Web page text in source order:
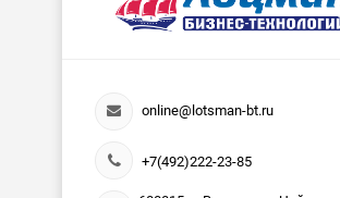
online@lotsman-bt.ru
+7(492)222-23-85